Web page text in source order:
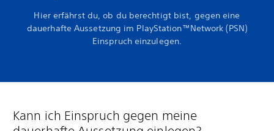
Hier erfährst du, ob du berechtigt bist, gegen eine
dauerhafte Aussetzung im PlayStation™Network (PSN)
Einspruch einzulegen.
Kann ich Einspruch gegen meine